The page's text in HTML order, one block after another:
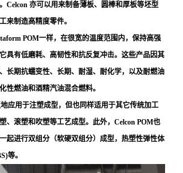
Celcon 亦可以用来制备薄板、圆棒和厚板等坯型
来制造高精度零件。
POM一样，在很宽的温度范围内，保持高强
具有低磨耗、高韧性和抗反复冲击。这些产品因其
长期抗蠕变性、长期、耐湿、耐化学，以及耐燃油
性燃油和酒精汽油混合燃料。
应用于注塑成型，但也同样适用于其它传统加工
、滚塑和吹塑等工艺成型。此外，Celcon POM也
起进行双组分（软硬双组分）成型，热塑性弹性体
等。